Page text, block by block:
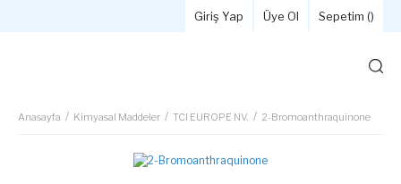
Giriş Yap Üye Ol Sepetim ()
Anasayfa Kimyasal Maddeler TCI EUROPE NV. 2-Bromoanthraquinone